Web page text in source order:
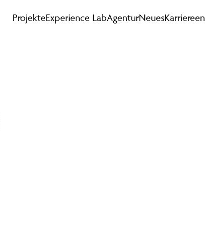
ProjekteExperience LabAgenturNeuesKarriereen